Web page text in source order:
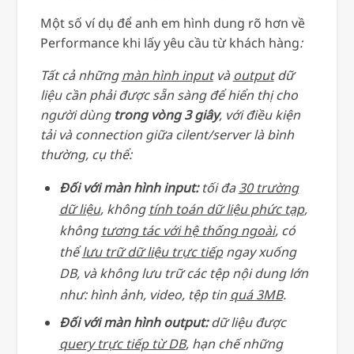
Một số ví dụ để anh em hình dung rõ hơn về
Performance khi lấy yêu cầu từ khách hàng:
Tất cả nhữngmàn hình inputvàoutputdữ
liệu cần phải được sẵn sàng để hiển thị cho
người dùng trong vòng 3 giây, với điều kiện
tải và connection giữa cilent/server là bình
thường, cụ thể:
Đối với màn hình input:tối đa30 trường
dữ liệu, không tính toán dữ liệu phức tạp,
không tương tác với hệ thống ngoài, có
thểlưu trữ dữ liệu trực tiếpngay xuống
DB, và không lưu trữ các tệp nội dung lớn
như: hình ảnh, video, tệp tin quá 3MB.
Đối với màn hình output:dữ liệu được
query trực tiếp từ DB, hạn chế những